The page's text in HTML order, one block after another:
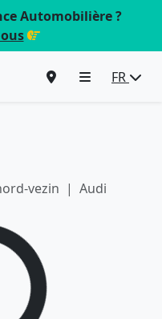
Automobilière ?
FR
vezin Audi